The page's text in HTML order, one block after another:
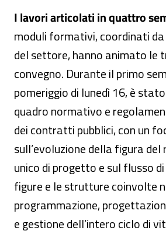
I lavori articolati inquattro
moduli formativi, coordinati
del settore, hanno animato le
convegno. Durante il primo
pomeriggio di lunedì 16, è
quadro normativo e
dei contratti pubblici, con un
sull’evoluzione della figura del
unico di progetto e sul flusso
figure e le strutture coinvolte
programmazione,
e gestione dell’intero ciclo di